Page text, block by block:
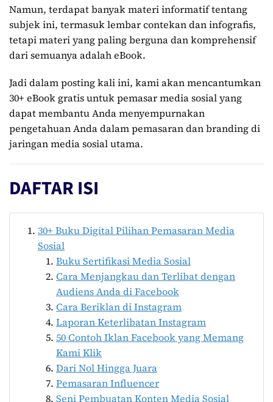
Namun, terdapat banyak materi informatif tentang
subjek ini, termasuk lembar contekan dan infografis,
tetapi materi yang paling berguna dan komprehensif
dari semuanya adalah eBook.
Jadi dalam posting kali ini, kami akan mencantumkan
30+ eBook gratis untuk pemasar media sosial yang
dapat membantu Anda menyempurnakan
pengetahuan Anda dalam pemasaran dan branding di
jaringan media sosial utama.
DAFTAR ISI
30+ Buku Digital Pilihan Pemasaran Media
Sosial
Buku Sertifikasi Media Sosial
Cara Menjangkau dan Terlibat dengan
Audiens Anda di Facebook
Cara Beriklan di Instagram
Laporan Keterlibatan Instagram
50 Contoh Iklan Facebook yang Memang
Kami Klik
Dari Nol Hingga Juara
Pemasaran Influencer
Seni Pembuatan Konten Media Sosial